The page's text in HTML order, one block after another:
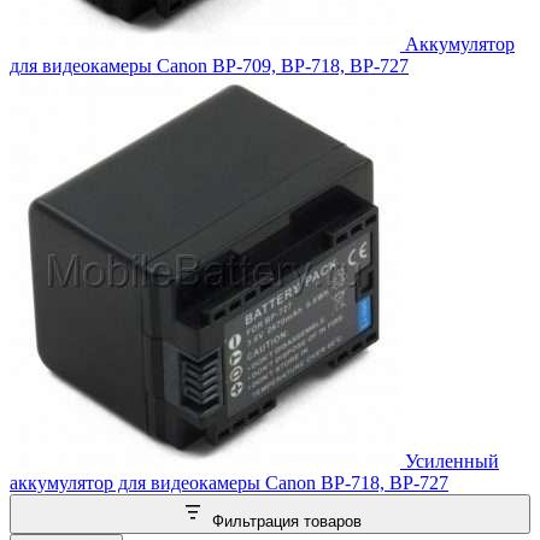
Аккумулятор
для видеокамеры Canon BP-709, BP-718, BP-727
Усиленный
аккумулятор для видеокамеры Canon BP-718, BP-727
Фильтрация товаров